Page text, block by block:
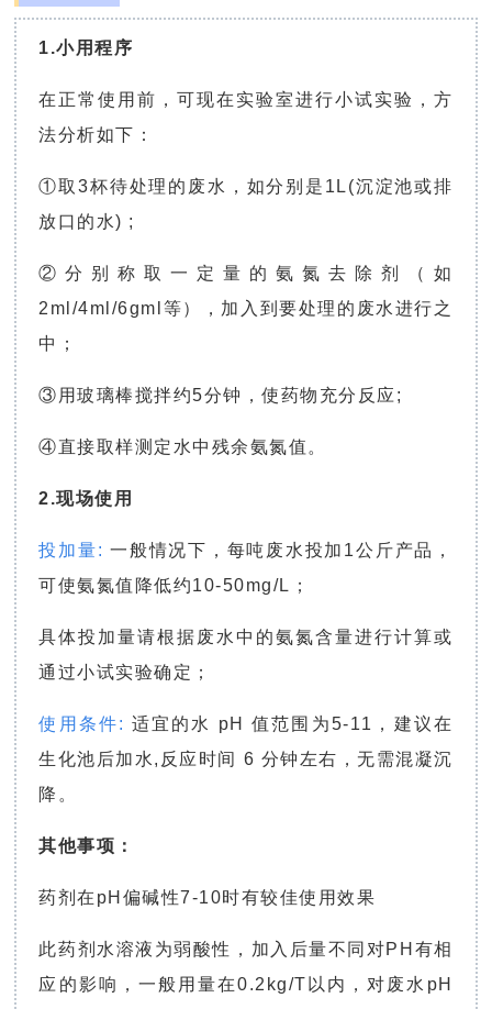
1.小用程序
在正常使用前，可现在实验室进行小试实验，方
法分析如下：
①取3杯待处理的废水，如分别是1L(沉淀池或排
放口的水) ;
②分别称取一定量的氨氮去除剂（如
2ml/4ml/6gml等），加入到要处理的废水进行之
中；
③用玻璃棒搅拌约5分钟，使药物充分反应;
④直接取样测定水中残余氨氮值。
2.现场使用
投加量: 一般情况下，每吨废水投加1公斤产品，
可使氨氮值降低约10-50mg/L；
具体投加量请根据废水中的氨氮含量进行计算或
通过小试实验确定；
使用条件: 适宜的水 pH 值范围为5-11，建议在
生化池后加水,反应时间 6 分钟左右，无需混凝沉
降。
其他事项：
药剂在pH偏碱性7-10时有较佳使用效果
此药剂水溶液为弱酸性，加入后量不同对PH有相
应的影响，一般用量在0.2kg/T以内，对废水pH